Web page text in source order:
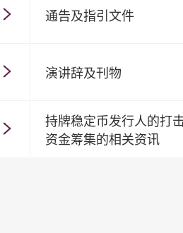
通告及指引文件
演讲辞及刊物
持牌稳定币发行人的打
资金筹集的相关资讯